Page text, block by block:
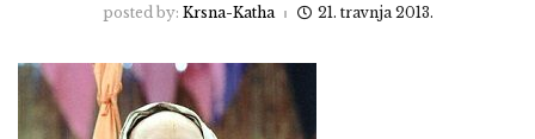
posted by: Krsna-Katha 21. travnja 2013.